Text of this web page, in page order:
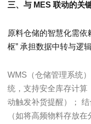
三、与 MES 联动的关
原料仓储的智慧化需依
枢” 承担数据中转与逻
WMS（仓储管理系统
统，支持安全库存计算
动触发补货提醒）；
（如将高频物料存放在